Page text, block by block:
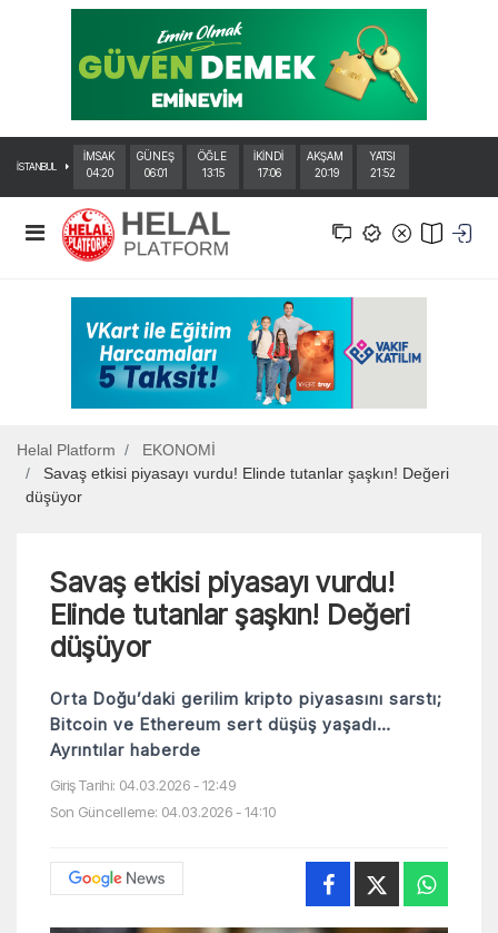
İSTANBUL
İMSAK
04:20
GÜNEŞ
06:01
ÖĞLE
13:15
İKİNDİ
17:06
AKŞAM
20:19
YATSI
21:52
Helal Platform
EKONOMİ
Savaş etkisi piyasayı vurdu! Elinde tutanlar şaşkın! Değeri
düşüyor
Savaş etkisi piyasayı vurdu!
Elinde tutanlar şaşkın! Değeri
düşüyor
Orta Doğu’daki gerilim kripto piyasasını sarstı;
Bitcoin ve Ethereum sert düşüş yaşadı…
Ayrıntılar haberde
Giriş Tarihi: 04.03.2026 - 12:49
Son Güncelleme: 04.03.2026 - 14:10